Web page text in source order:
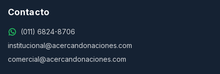
Contacto
(011) 6824-8706
institucional@acercandonaciones.com
comercial@acercandonaciones.com